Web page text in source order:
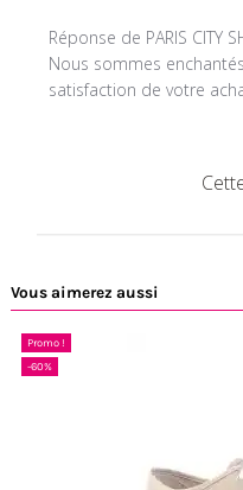
Commentaires du
Réponse de PARIS CITY
Nous sommes
satisfaction de votre
Vous aimerez aussi
Promo !
-60%